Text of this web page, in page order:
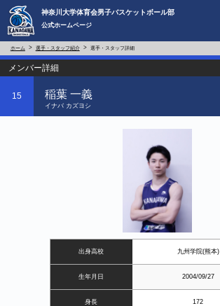
神奈川大学体育会男子バスケットボール部
公式ホームページ
ホーム 選手・スタッフ紹介 選手・スタッフ詳細
メンバー詳細
15 稲葉 一義
イナバ カズヨシ
出身高校 九州学院(熊本)
生年月日 2004/09/27
身長 172